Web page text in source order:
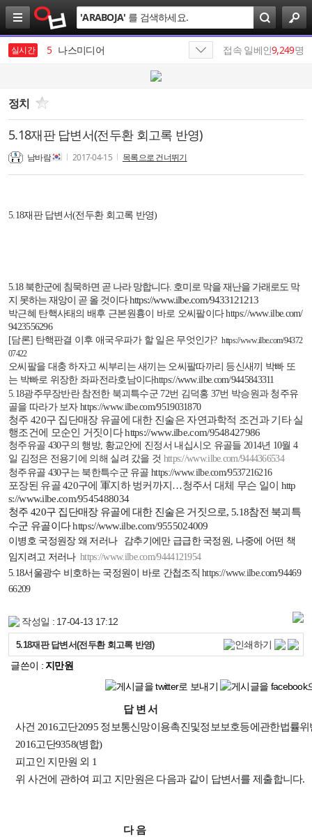
검
색
'ARABOJA' 를 검색하세요.
실시간
4 SK
5 나스미디어
7
8 SK텔레콤
9 SKT
10 엔비디아
접속 일베인9,249명
정치
5.18재판 답변서(전두환 회고록 반영)
남바람 2017-04-15 목록으로 건너뛰기
5.18재판 답변서(전두환 회고록 반영)
5.18 북한군에 침묵하면 곧 나라 망합니다. 호미로 막을 재난을 가래로도 막
지 못하는 재앙이 곧 올 것이다 https://www.ilbe.com/9433121213
박근혜 탄핵사태의 배후 근본원흉이 바로 오씨팔이다 https://www.ilbe.com/
9423556296
[담론] 탄핵판결 이후 애국우파가 할 일은 무엇인가?https://www.ilbe.com/94372
07422
오씨팔을 대충 하자고 씨부리는 새끼는 오씨팔따까리 등신새끼 박빠 또
는 박빠로 위장한 좌파전라호남이다https://www.ilbe.com/9445843311
5.18광주무장반란 참전한 북괴특수군 72번 김덕홍 37번 박승원과 청주유
골을 따라가 보자https://www.ilbe.com/9519031870
청주 420구 집단매장 유골에 대한 진술은 자연과학적 조건과 기타 실
행조건에
모순인 거짓이다https://www.ilbe.com/9548427986
청주유골 430구의 행방, 황교안에 진정서 내십시오 유골들 2014년 10월 4
일 김정은 전용기에 의해 실려 갔을 것 https://www.ilbe.com/9444366534
청주유골 430구는 북한특수군 유골 https://www.ilbe.com/9537216216
포장된 유골420구에 軍지하 벙커까지 …청주서 대체 무슨 일이 http
s://www.ilbe.com/9545488034
청주 420구 집단매장 유골에 대한 진술은 거짓으로, 5.18참전 북괴특
수군 유골이다 https://www.ilbe.com/9555024009
이병호 국정원장 왜 저러나 감추기에만 급급한 국정원, 나중에 어떤 책
임지려고 저러나 https://www.ilbe.com/9444121954
5.18서울광수 비호하는 국정원이 바로 간첩조직 https://www.ilbe.com/94469
66209
작성일 : 17-04-13 17:12
5.18재판 답변서(전두환 회고록 반영)
글쓴이 : 지만원
답 변 서
사건 2016고단2095 정보통신망이용촉진및정보보호등에관한법률
2016고단9358(병합)
피고인 지만원 외 1
위 사건에 관하여 피고 지만원은 다음과 같이 답변서를 제출합니다.
다 음